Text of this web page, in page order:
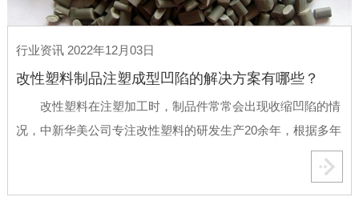
行业资讯 2022年12月03日
改性塑料制品注塑成型凹陷的解决方案有哪些？
改性塑料在注塑加工时，制品件常常会出现收缩凹陷的情
况，中新华美公司专注改性塑料的研发生产20余年，根据多年
的经验积淀和技术积累，现将改性塑料制品产生凹陷的解决方
案分析如下。 一、机台方面 射嘴孔太大造成融料回